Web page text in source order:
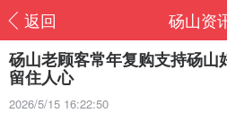
返回
砀山资
砀山老顾客常年复购支持砀山
留住人心
2026/5/15 16:22:50